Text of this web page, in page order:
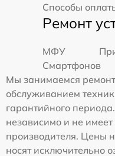
Способы
Ремонт
МФУ
Смартфонов
Мы занимаемся
обслуживанием
гарантийного
независимо и не
производителя. Цены
носят исключительно